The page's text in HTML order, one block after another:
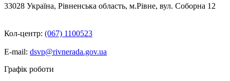
33028 Україна, Рівненська область, м.Рівне, вул. Соборна 12
Кол-центр: (067) 1100523
E-mail: dsvp@rivnerada.gov.ua
Графік роботи